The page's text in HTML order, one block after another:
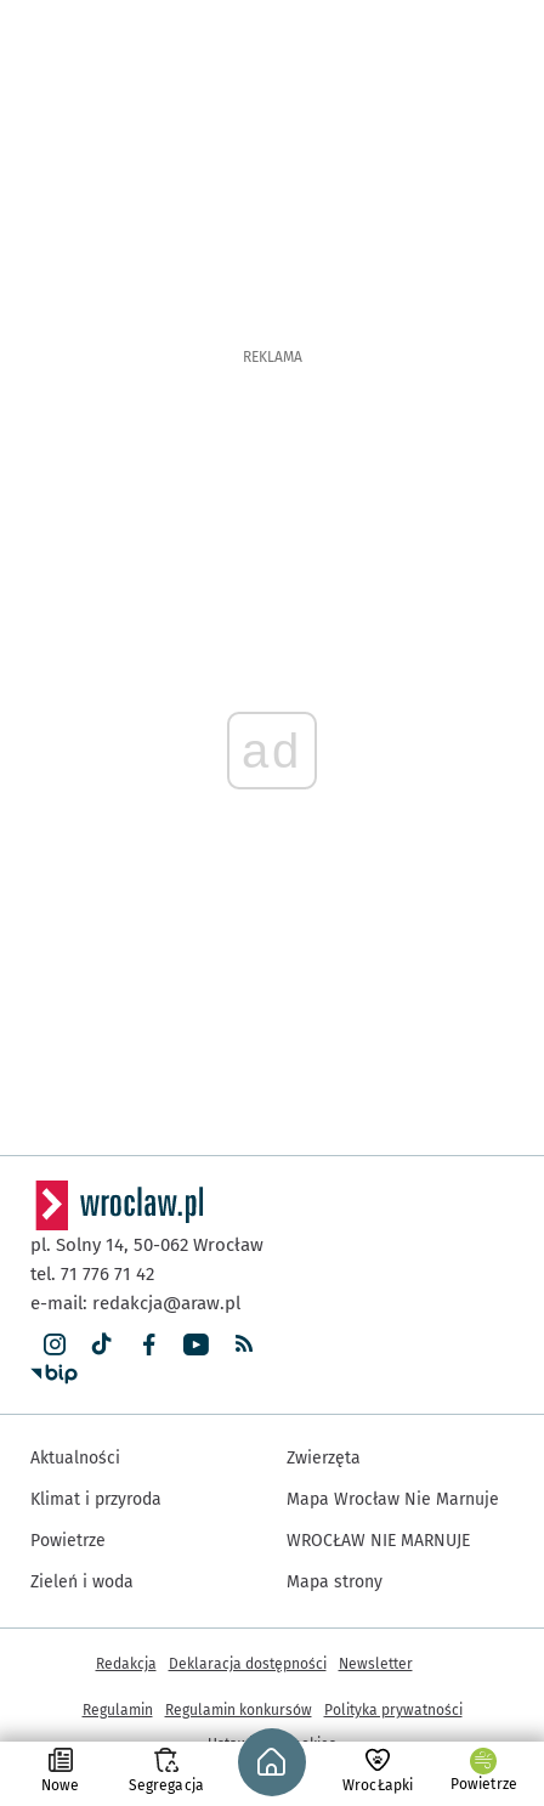
REKLAMA
ad
Nowe Segregacja
Strona główna - wroclaw.pl
WrocŁapki Powietrze
pl. Solny 14, 50-062 Wrocław
tel. 71 776 71 42
e-mail: redakcja@araw.pl
Aktualności
Klimat i przyroda
Powietrze
Zieleń i woda
Zwierzęta
Mapa Wrocław Nie Marnuje
WROCŁAW NIE MARNUJE
Mapa strony
© Copyright 2005-2026, ARAW S.A., Gmina Wrocław
Inne informacje
Redakcja Deklaracja dostępności Newsletter
Regulamin Regulamin konkursów
Polityka prywatności
Ustawienia cookies